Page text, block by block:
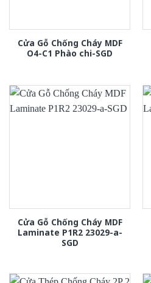
Cửa Gỗ Chống Cháy MDF
O4-C1 Phào chi-SGD
Cửa Gỗ Chống Cháy MDF
Laminate P1R2 23029-a-
SGD